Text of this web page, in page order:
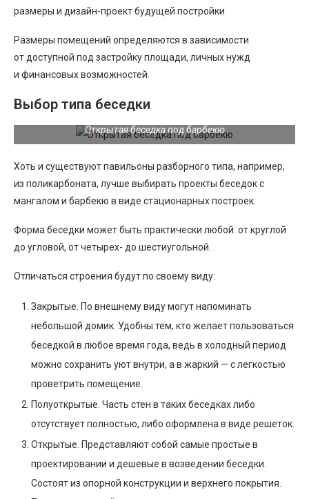
размеры и дизайн-проект будущей постройки
Размеры помещений определяются в зависимости
от доступной под застройку площади, личных нужд
и финансовых возможностей.
Выбор типа беседки
Открытая беседка под барбекю
Хоть и существуют павильоны разборного типа, например,
из поликарбоната, лучше выбирать проекты беседок с
мангалом и барбекю в виде стационарных построек.
Форма беседки может быть практически любой: от круглой
до угловой, от четырех- до шестиугольной.
Отличаться строения будут по своему виду:
Закрытые. По внешнему виду могут напоминать
небольшой домик. Удобны тем, кто желает пользоваться
беседкой в любое время года, ведь в холодный период
можно сохранить уют внутри, а в жаркий — с легкостью
проветрить помещение.
Полуоткрытые. Часть стен в таких беседках либо
отсутствует полностью, либо оформлена в виде решеток.
Открытые. Представляют собой самые простые в
проектировании и дешевые в возведении беседки.
Состоят из опорной конструкции и верхнего покрытия.